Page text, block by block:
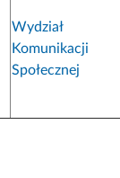
Wydział
Komunikacji
Społecznej